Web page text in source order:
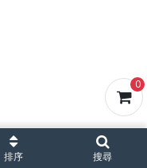
0
排序 搜尋